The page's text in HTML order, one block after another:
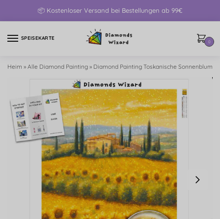
📦 Kostenloser Versand bei Bestellungen ab 99€
SPEISEKARTE
0
Heim » Alle Diamond Painting » Diamond Painting Toskanische Sonnenblumen